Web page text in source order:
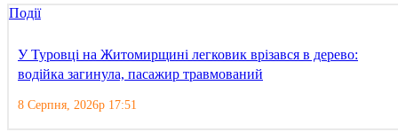
Події
У Туровці на Житомирщині легковик врізався в дерево:
водійка загинула, пасажир травмований
8 Серпня, 2026р 17:51